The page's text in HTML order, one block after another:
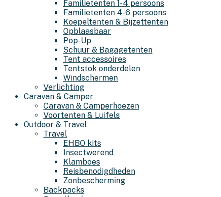
Familietenten 1-4 persoons
Familietenten 4-6 persoons
Koepeltenten & Bijzettenten
Opblaasbaar
Pop-Up
Schuur & Bagagetenten
Tent accessoires
Tentstok onderdelen
Windschermen
Verlichting
Caravan & Camper
Caravan & Camperhoezen
Voortenten & Luifels
Outdoor & Travel
Travel
EHBO kits
Insectwerend
Klamboes
Reisbenodigdheden
Zonbescherming
Backpacks